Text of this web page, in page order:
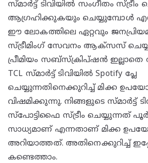
സ്മാർട്ട് ടിവിയിൽ സംഗീതം സ്ട്രീം
ആഗ്രഹിക്കുകയും ചെയ്യുമ്പോൾ
ഈ ലോകത്തിലെ ഏറ്റവും
സ്ട്രീമിംഗ് സേവനം ആക്സസ്
പ്രീമിയം സബ്‌സ്‌ക്രിപ്‌ഷൻ
TCL സ്മാർട്ട് ടിവിയിൽ Spotify പ്ലേ
ചെയ്യുന്നതിനെക്കുറിച്ച് മിക്ക
വിഷമിക്കുന്നു. നിങ്ങളുടെ സ്‌മാർട്ട്
സ്‌പോട്ടിഫൈ സ്ട്രീം ചെയ്യുന്നത്
സാധ്യമാണ് എന്നതാണ് മിക്ക
അറിയാത്തത്. അതിനെക്കുറിച്ച്
കണ്ടെത്താം.